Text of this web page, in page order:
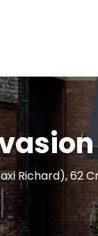
Richard), 62